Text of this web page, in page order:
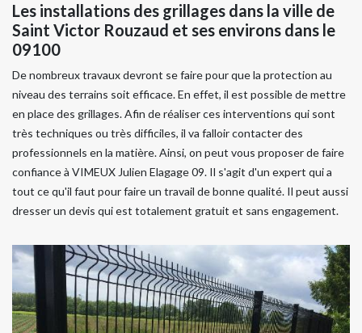
Les installations des grillages dans la ville de
Saint Victor Rouzaud et ses environs dans le
09100
De nombreux travaux devront se faire pour que la protection au
niveau des terrains soit efficace. En effet, il est possible de mettre
en place des grillages. Afin de réaliser ces interventions qui sont
très techniques ou très difficiles, il va falloir contacter des
professionnels en la matière. Ainsi, on peut vous proposer de faire
confiance à VIMEUX Julien Elagage 09. Il s'agit d'un expert qui a
tout ce qu'il faut pour faire un travail de bonne qualité. Il peut aussi
dresser un devis qui est totalement gratuit et sans engagement.